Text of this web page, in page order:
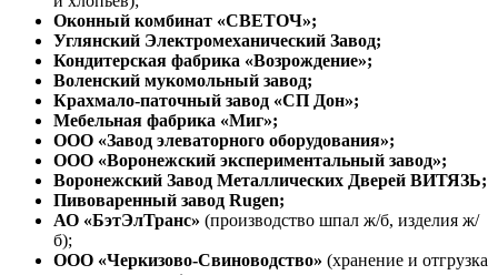
Оконный комбинат «СВЕТОЧ»;
Углянский Электромеханический Завод;
Кондитерская фабрика «Возрождение»;
Воленский мукомольный завод;
Крахмало-паточный завод «СП Дон»;
Мебельная фабрика «Миг»;
ООО «Завод элеваторного оборудования»;
ООО «Воронежский экспериментальный завод»;
Воронежский Завод Металлических Дверей ВИТЯЗЬ;
Пивоваренный завод Rugen;
АО «БэтЭлТранс» (производство шпал ж/б, изделия ж/
б);
ООО «Черкизово-Свиноводство» (хранение и отгрузка